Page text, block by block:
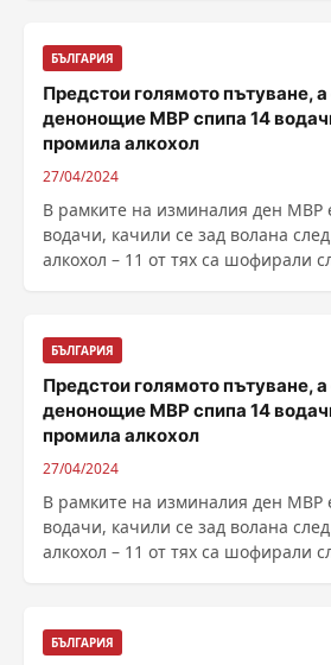
БЪЛГАРИЯ
Предстои голямото пътуване,
денонощие МВР спипа 14
промила алкохол
27/04/2024
В рамките на изминалия ден МВР
водачи, качили се зад волана
алкохол – 11 от тях са шофирали
БЪЛГАРИЯ
Предстои голямото пътуване,
денонощие МВР спипа 14
промила алкохол
27/04/2024
В рамките на изминалия ден МВР
водачи, качили се зад волана
алкохол – 11 от тях са шофирали
БЪЛГАРИЯ